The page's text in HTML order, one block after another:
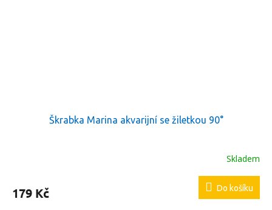
Škrabka Marina akvarijní se žiletkou 90°
Skladem
179 Kč Do košíku